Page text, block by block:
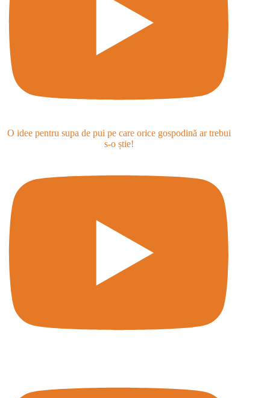
O idee pentru supa de pui pe care orice gospodină ar trebui
s-o știe!